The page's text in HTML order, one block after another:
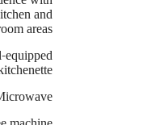
and
areas